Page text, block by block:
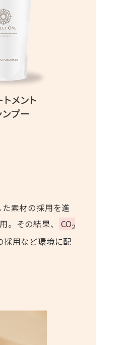
素材の採用を進
。その結果、 CO2
採用など環境に配